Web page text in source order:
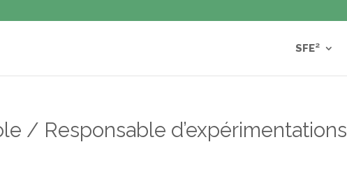
SFE²
/ Responsable d’expérimentations